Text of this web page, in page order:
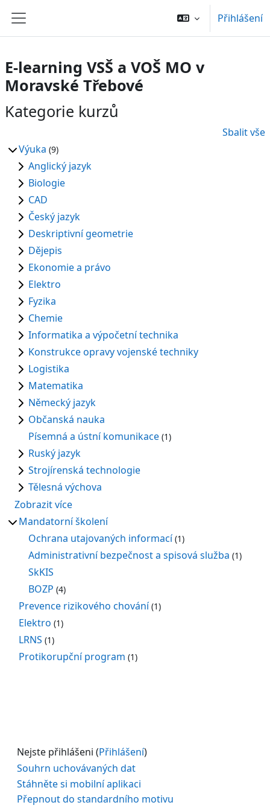
Boční panel
Přihlášení
E-learning VSŠ a VOŠ MO v
Moravské Třebové
Kategorie kurzů
Sbalit vše
Výuka (9)
Anglický jazyk
Biologie
CAD
Český jazyk
Deskriptivní geometrie
Dějepis
Ekonomie a právo
Elektro
Fyzika
Chemie
Informatika a výpočetní technika
Konstrukce opravy vojenské techniky
Logistika
Matematika
Německý jazyk
Občanská nauka
Písemná a ústní komunikace (1)
Ruský jazyk
Strojírenská technologie
Tělesná výchova
Zobrazit více
Mandatorní školení
Ochrana utajovaných informací(1)
Administrativní bezpečnost a spisová služba (1)
SkKIS
BOZP (4)
Prevence rizikového chování(1)
Elektro (1)
LRNS (1)
Protikorupční program (1)
Nejste přihlášeni (Přihlášení)
Souhrn uchovávaných dat
Stáhněte si mobilní aplikaci
Přepnout do standardního motivu